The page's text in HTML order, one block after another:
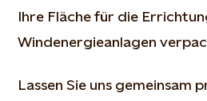
Ihre Fläche für die
Windenergieanlagen
Lassen Sie uns gemeinsam